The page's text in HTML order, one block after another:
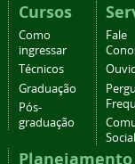
Cursos
Como
ingressar
Técnicos
Graduação
Pós-
graduação
Planejamento
Fale
Social